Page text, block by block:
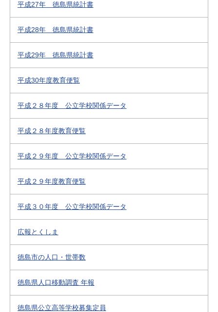
平成27年 徳島県統計書
平成28年 徳島県統計書
平成29年 徳島県統計書
平成30年度教育便覧
平成２８年度 公立学校関係データ
平成２８年度教育便覧
平成２９年度 公立学校関係データ
平成２９年度教育便覧
平成３０年度 公立学校関係データ
広報とくしま
徳島市の人口・世帯数
徳島県人口移動調査 年報
徳島県公立高等学校募集定員